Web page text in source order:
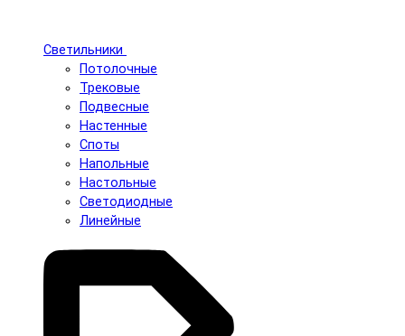
Светильники
Потолочные
Трековые
Подвесные
Настенные
Споты
Напольные
Настольные
Светодиодные
Линейные